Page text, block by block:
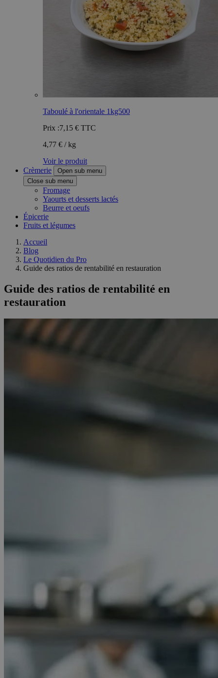
Taboulé à l'orientale 1kg500
Prix :7,15 € TTC
4,77 € / kg
Voir le produit
Crèmerie
Open sub menu
Close sub menu
Fromage
Yaourts et desserts lactés
Beurre et oeufs
Épicerie
Fruits et légumes
Accueil
Blog
Le Quotidien du Pro
Guide des ratios de rentabilité en restauration
Guide des ratios de rentabilité en
restauration